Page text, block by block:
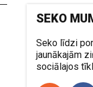
SEKO
Seko līdzi
jaunākajām
sociālajos